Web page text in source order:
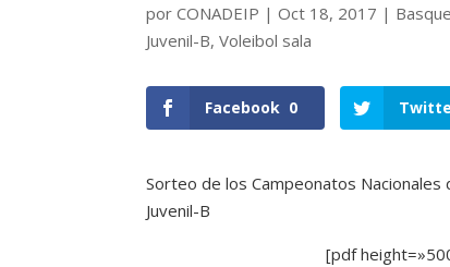
porCONADEIP |Oct 18, 2017 |
Juvenil-B,Voleibol sala
Facebook 0
Sorteo de los Campeonatos
Juvenil-B
[pdf